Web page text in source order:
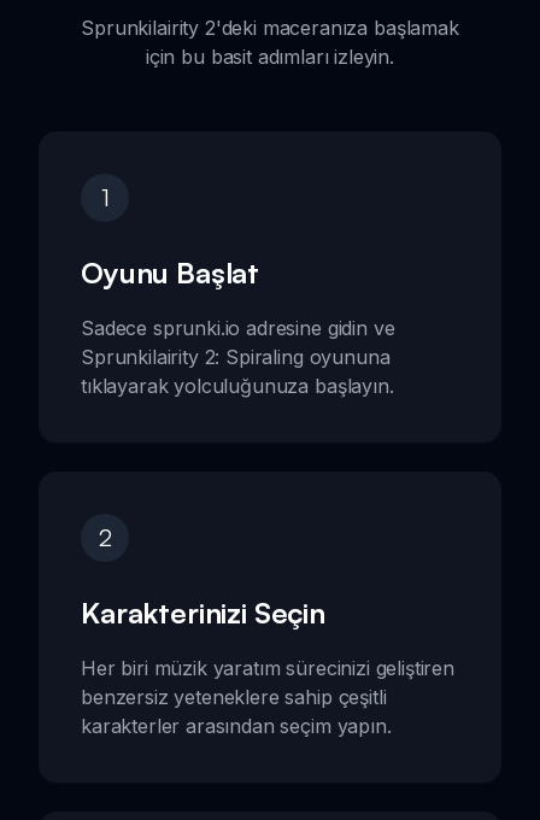
Sprunkilairity 2'deki maceranıza başlamak
için bu basit adımları izleyin.
1
Oyunu Başlat
Sadece sprunki.io adresine gidin ve
Sprunkilairity 2: Spiraling oyununa
tıklayarak yolculuğunuza başlayın.
2
Karakterinizi Seçin
Her biri müzik yaratım sürecinizi geliştiren
benzersiz yeteneklere sahip çeşitli
karakterler arasından seçim yapın.